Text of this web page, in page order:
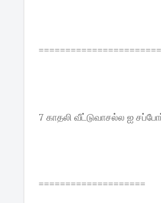
7 காதலி வீட்டுவாசல்ல ஐ
====================